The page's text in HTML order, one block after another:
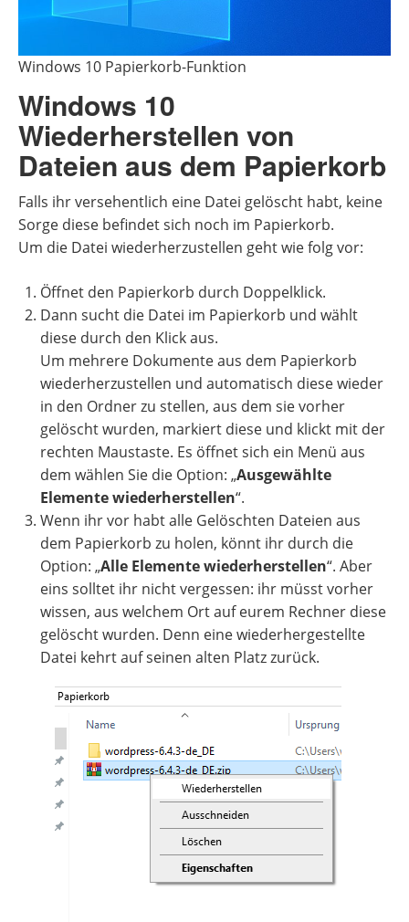
Windows 10 Papierkorb-Funktion
Windows 10
Wiederherstellen von
Dateien aus dem Papierkorb
Falls ihr versehentlich eine Datei gelöscht habt, keine
Sorge diese befindet sich noch im Papierkorb.
Um die Datei wiederherzustellen geht wie folg vor:
Öffnet den Papierkorb durch Doppelklick.
Dann sucht die Datei im Papierkorb und wählt
diese durch den Klick aus.
Um mehrere Dokumente aus dem Papierkorb
wiederherzustellen und automatisch diese wieder
in den Ordner zu stellen, aus dem sie vorher
gelöscht wurden, markiert diese und klickt mit der
rechten Maustaste. Es öffnet sich ein Menü aus
dem wählen Sie die Option: „Ausgewählte
Elemente wiederherstellen“.
Wenn ihr vor habt alle Gelöschten Dateien aus
dem Papierkorb zu holen, könnt ihr durch die
Option: „Alle Elemente wiederherstellen“. Aber
eins solltet ihr nicht vergessen: ihr müsst vorher
wissen, aus welchem Ort auf eurem Rechner diese
gelöscht wurden. Denn eine wiederhergestellte
Datei kehrt auf seinen alten Platz zurück.